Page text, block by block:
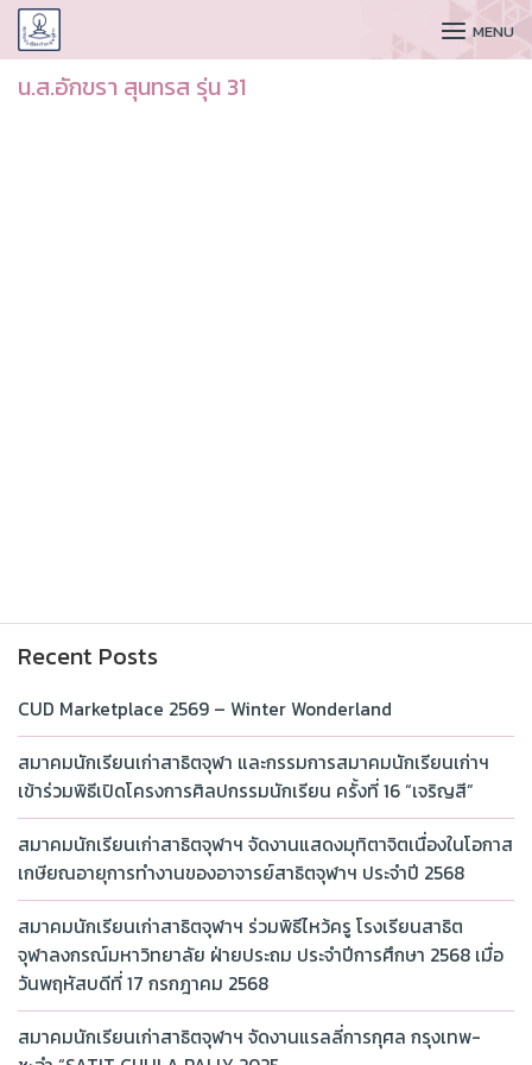
CUDAA MENU
น.ส.อักขรา สุนทรส รุ่น 31
Recent Posts
CUD Marketplace 2569 – Winter Wonderland
สมาคมนักเรียนเก่าสาธิตจุฬา และกรรมการสมาคมนักเรียนเก่าฯ
เข้าร่วมพิธีเปิดโครงการศิลปกรรมนักเรียน ครั้งที่ 16 “เจริญสี”
สมาคมนักเรียนเก่าสาธิตจุฬาฯ จัดงานแสดงมุทิตาจิตเนื่องในโอกาส
เกษียณอายุการทำงานของอาจารย์สาธิตจุฬาฯ ประจำปี 2568
สมาคมนักเรียนเก่าสาธิตจุฬาฯ ร่วมพิธีไหว้ครู โรงเรียนสาธิต
จุฬาลงกรณ์มหาวิทยาลัย ฝ่ายประถม ประจำปีการศึกษา 2568 เมื่อ
วันพฤหัสบดีที่ 17 กรกฎาคม 2568
สมาคมนักเรียนเก่าสาธิตจุฬาฯ จัดงานแรลลี่การกุศล กรุงเทพ-